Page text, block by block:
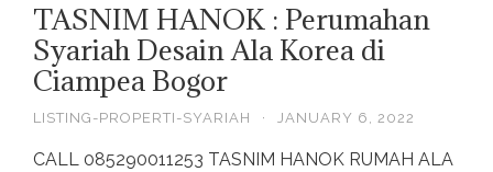
TASNIM HANOK : Perumahan
Syariah Desain Ala Korea di
Ciampea Bogor
LISTING-PROPERTI-SYARIAH · JANUARY 6, 2022
CALL 085290011253 TASNIM HANOK RUMAH ALA